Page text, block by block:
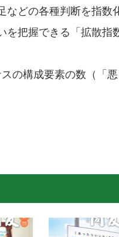
などの各種判断を指数
を把握できる「拡散指
の構成要素の数（「悪